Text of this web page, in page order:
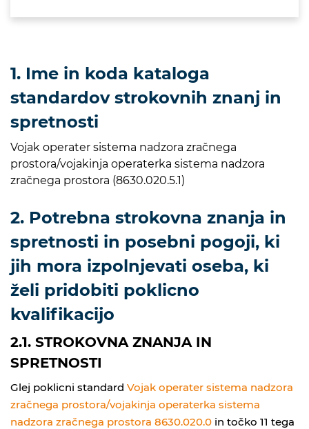
1. Ime in koda kataloga
standardov strokovnih znanj in
spretnosti
Vojak operater sistema nadzora zračnega
prostora/vojakinja operaterka sistema nadzora
zračnega prostora (8630.020.5.1)
2. Potrebna strokovna znanja in
spretnosti in posebni pogoji, ki
jih mora izpolnjevati oseba, ki
želi pridobiti poklicno
kvalifikacijo
2.1. STROKOVNA ZNANJA IN
SPRETNOSTI
Glej poklicni standard Vojak operater sistema nadzora
zračnega prostora/vojakinja operaterka sistema
nadzora zračnega prostora 8630.020.0 in točko 11 tega